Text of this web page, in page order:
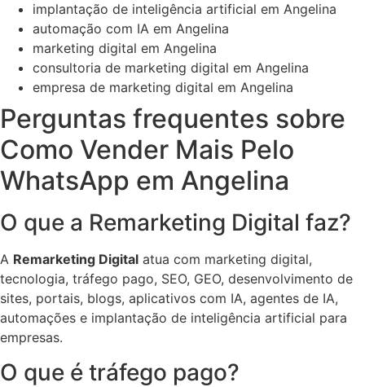
implantação de inteligência artificial em Angelina
automação com IA em Angelina
marketing digital em Angelina
consultoria de marketing digital em Angelina
empresa de marketing digital em Angelina
Perguntas frequentes sobre
Como Vender Mais Pelo
WhatsApp em Angelina
O que a Remarketing Digital faz?
A Remarketing Digital atua com marketing digital,
tecnologia, tráfego pago, SEO, GEO, desenvolvimento de
sites, portais, blogs, aplicativos com IA, agentes de IA,
automações e implantação de inteligência artificial para
empresas.
O que é tráfego pago?